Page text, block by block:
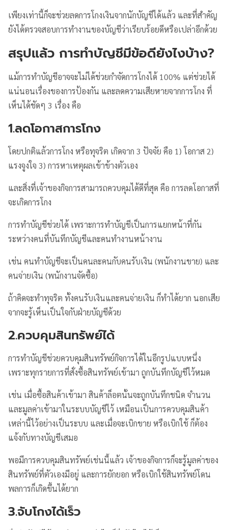
เพียงเท่านี้ก็จะช่วยลดการโกงเงินจากนักบัญชีได้แล้ว และที่สำคัญ
ยังได้ตรวจสอบการทำงานของบัญชีว่าเรียบร้อยดีหรือเปล่าอีกด้วย
สรุปแล้ว การทำบัญชีมีข้อดียังไงบ้าง?
แม้การทำบัญชีอาจจะไม่ได้ช่วยกำจัดการโกงได้ 100% แต่ช่วยได้
แน่นอนเรื่องของการป้องกัน และลดความเสียหายจากการโกง ที่
เห็นได้ชัดๆ 3 เรื่อง คือ
1.ลดโอกาสการโกง
โดยปกติแล้วการโกง หรือทุจริต เกิดจาก 3 ปัจจัย คือ 1) โอกาส 2)
แรงจูงใจ 3) การหาเหตุผลเข้าข้างตัวเอง
และสิ่งที่เจ้าของกิจการสามารถควบคุมได้ดีที่สุด คือ การลดโอกาสที่
จะเกิดการโกง
การทำบัญชีช่วยได้ เพราะการทำบัญชีเป็นการแยกหน้าที่กัน
ระหว่างคนที่บันทึกบัญชีและคนทำงานหน้างาน
เช่น คนทำบัญชีจะเป็นคนละคนกับคนรับเงิน (พนักงานขาย) และ
คนจ่ายเงิน (พนักงานจัดซื้อ)
ถ้าคิดจะทำทุจริต ทั้งคนรับเงินและคนจ่ายเงิน ก็ทำได้ยาก นอกเสีย
จากจะรู้เห็นเป็นใจกับฝ่ายบัญชีด้วย
2.ควบคุมสินทรัพย์ได้
การทำบัญชีช่วยควบคุมสินทรัพย์กิจการได้ในอีกรูปแบบหนึ่ง
เพราะทุกรายการที่สั่งซื้อสินทรัพย์เข้ามา ถูกบันทึกบัญชีไว้หมด
เช่น เมื่อซื้อสินค้าเข้ามา สินค้าล็อตนั้นจะถูกบันทึกชนิด จำนวน
และมูลค่าเข้ามาในระบบบัญชีไว้ เหมือนเป็นการควบคุมสินค้า
เหล่านี้ไว้อย่างเป็นระบบ และเมื่อจะเบิกขาย หรือเบิกใช้ ก็ต้อง
แจ้งกับทางบัญชีเสมอ
พอมีการควบคุมสินทรัพย์เช่นนี้แล้ว เจ้าของกิจการก็จะรู้มูลค่าของ
สินทรัพย์ที่ตัวเองมีอยู่ และการยักยอก หรือเบิกใช้สินทรัพย์โดน
พลการก็เกิดขึ้นได้ยาก
3.จับโกงได้เร็ว